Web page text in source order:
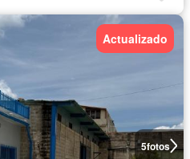
5fotos
Actualizado